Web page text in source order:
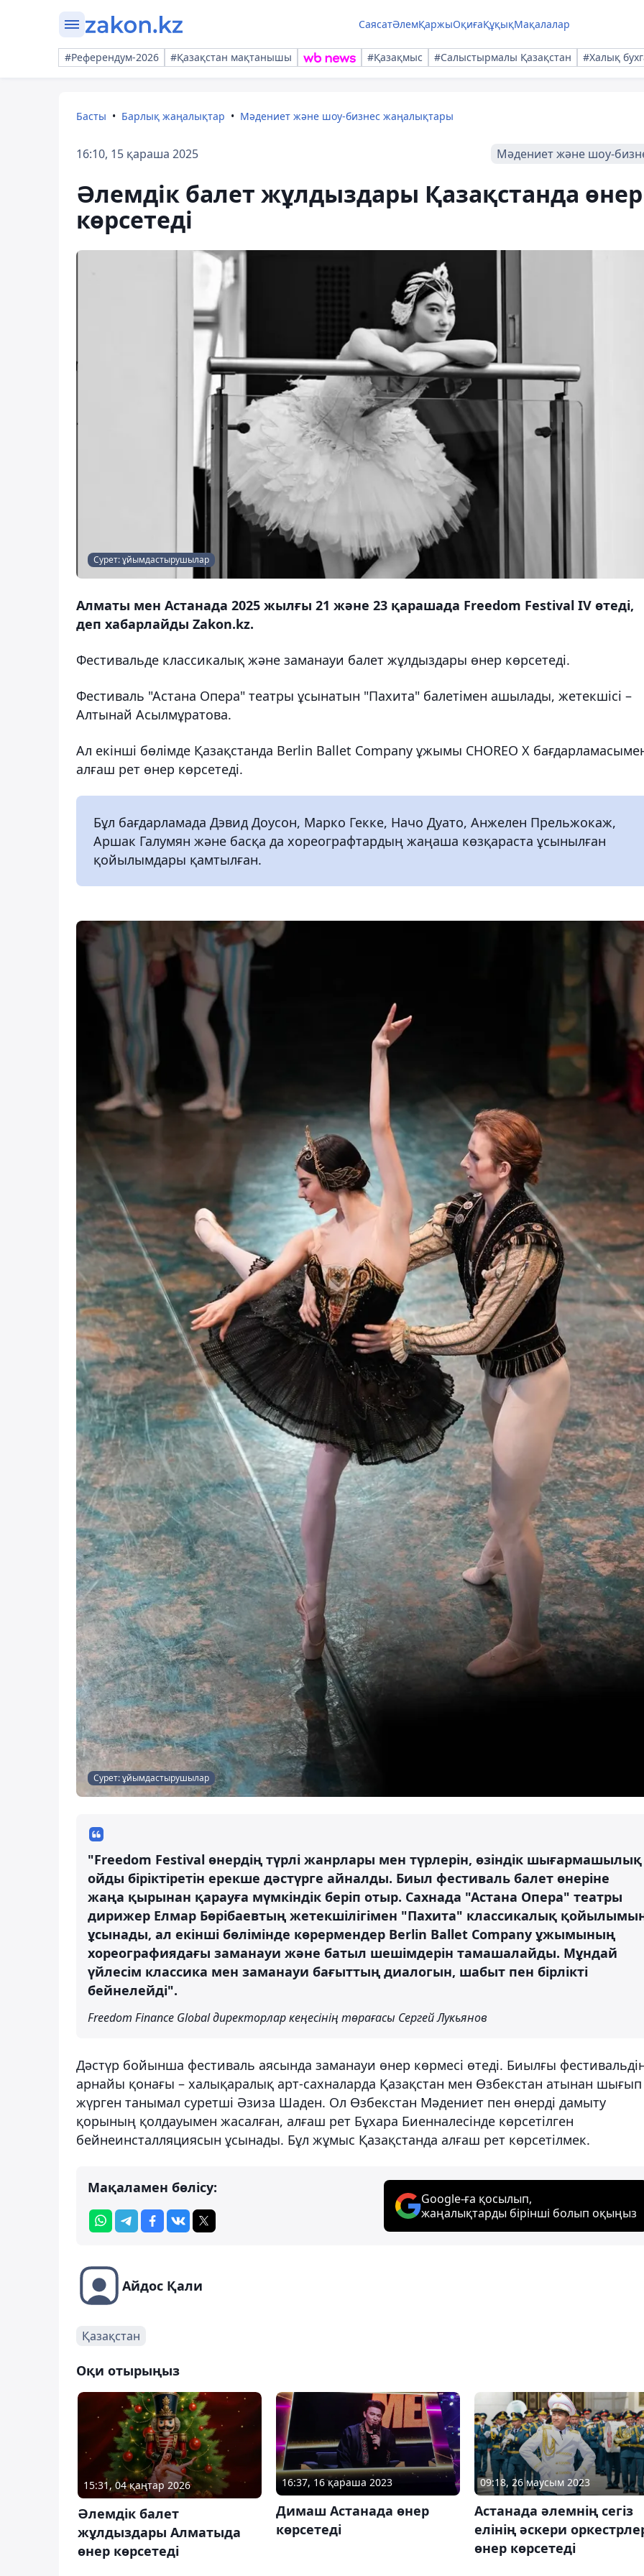
СаясатӘлемҚаржыОқиғаҚұқықМақалалар
#Референдум-2026 #Қазақстан мақтанышы #Қазақмыс #Салыстырмалы Қазақстан #Халық
Басты Барлық жаңалықтар Мәдениет және шоу-бизнес жаңалықтары
16:10, 15 қараша 2025 Мәдениет және шоу-
Әлемдік балет жұлдыздары Қазақстанда өнер
көрсетеді
Сурет: ұйымдастырушылар
Алматы мен Астанада 2025 жылғы 21 және 23 қарашада Freedom Festival IV өтеді,
деп хабарлайды Zakon.kz.
Фестивальде классикалық және заманауи балет жұлдыздары өнер көрсетеді.
Фестиваль "Астана Опера" театры ұсынатын "Пахита" балетімен ашылады, жетекшісі –
Алтынай Асылмұратова.
Ал екінші бөлімде Қазақстанда Berlin Ballet Company ұжымы CHOREO X
алғаш рет өнер көрсетеді.
Бұл бағдарламада Дэвид Доусон, Марко Гекке, Начо Дуато, Анжелен Прельжокаж,
Аршак Галумян және басқа да хореографтардың жаңаша көзқараста ұсынылған
қойылымдары қамтылған.
Сурет: ұйымдастырушылар
"Freedom Festival өнердің түрлі жанрлары мен түрлерін, өзіндік шығармашылық
ойды біріктіретін ерекше дәстүрге айналды. Биыл фестиваль балет өнеріне
жаңа қырынан қарауға мүмкіндік беріп отыр. Сахнада "Астана Опера" театры
дирижер Елмар Бөрібаевтың жетекшілігімен "Пахита" классикалық
ұсынады, ал екінші бөлімінде көрермендер Berlin Ballet Company ұжымының
хореографиядағы заманауи және батыл шешімдерін тамашалайды. Мұндай
үйлесім классика мен заманауи бағыттың диалогын, шабыт пен бірлікті
бейнелейді".
Freedom Finance Global директорлар кеңесінің төрағасы Сергей Лукьянов
Дәстүр бойынша фестиваль аясында заманауи өнер көрмесі өтеді. Биылғы
арнайы қонағы – халықаралық арт-сахналарда Қазақстан мен Өзбекстан атынан шығып
жүрген танымал суретші Әзиза Шаден. Ол Өзбекстан Мәдениет пен өнерді дамыту
қорының қолдауымен жасалған, алғаш рет Бұхара Биенналесінде көрсетілген
бейнеинсталляциясын ұсынады. Бұл жұмыс Қазақстанда алғаш рет көрсетілмек.
Мақаламен бөлісу:
Google-ға қосылып,
жаңалықтарды бірінші болып оқыңыз
Айдос Қали
Қазақстан
Оқи отырыңыз
15:31, 04 қаңтар 2026
Әлемдік балет
жұлдыздары Алматыда
өнер көрсетеді
16:37, 16 қараша 2023
Димаш Астанада өнер
көрсетеді
09:18, 26 маусым 2023
Астанада әлемнің сегіз
елінің әскери
өнер көрсетеді